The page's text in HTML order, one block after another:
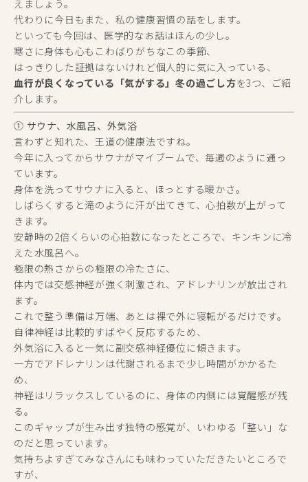
えましょう。
代わりに今日もまた、私の健康習慣の話をします。
といっても今回は、医学的なお話はほんの少し。
寒さに身体も心もこわばりがちなこの季節、
はっきりした証拠はないけれど個人的に気に入っている、
血行が良くなっている「気がする」冬の過ごし方を3つ、ご紹
介します。
① サウナ、水風呂、外気浴
言わずと知れた、王道の健康法ですね。
今年に入ってからサウナがマイブームで、毎週のように通っ
ています。
身体を洗ってサウナに入ると、ほっとする暖かさ。
しばらくすると滝のように汗が出てきて、心拍数が上がって
きます。
安静時の2倍くらいの心拍数になったところで、キンキンに冷
えた水風呂へ。
極限の熱さからの極限の冷たさに、
体内では交感神経が強く刺激され、アドレナリンが放出され
ます。
これで整う準備は万端、あとは裸で外に寝転がるだけです。
自律神経は比較的すばやく反応するため、
外気浴に入ると一気に副交感神経優位に傾きます。
一方でアドレナリンは代謝されるまで少し時間がかかるた
め、
神経はリラックスしているのに、身体の内側には覚醒感が残
る。
このギャップが生み出す独特の感覚が、いわゆる「整い」な
のだと思っています。
気持ちよすぎてみなさんにも味わっていただきたいところで
すが、